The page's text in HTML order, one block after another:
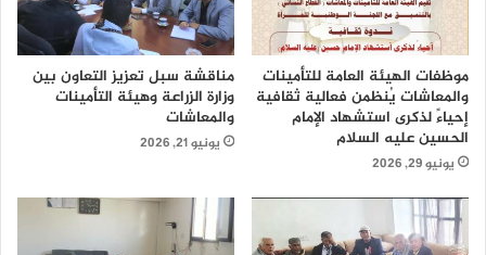
موظفات الهيئة العامة للتأمينات
والمعاشات يُنظمن فعالية ثقافية
إحياءً لذكرى استشهاد الإمام
الحسين عليه السلام
يونيو 29, 2026
مناقشة سبل تعزيز التعاون بين
وزارة الزراعة وهيئة التأمينات
والمعاشات
يونيو 21, 2026